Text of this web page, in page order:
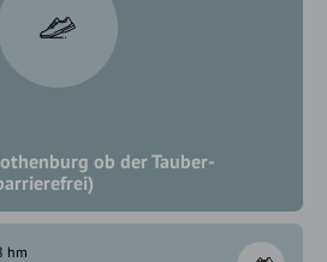
ob der Tauber-
hm